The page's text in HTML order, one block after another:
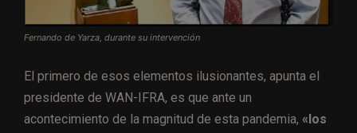
Fernando de Yarza, durante su intervención
El primero de esos elementos ilusionantes, apunta el
presidente de WAN-IFRA, es que ante un
acontecimiento de la magnitud de esta pandemia, «los